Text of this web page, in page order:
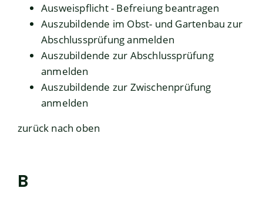
Ausweispflicht - Befreiung beantragen
Auszubildende im Obst- und Gartenbau zur
Abschlussprüfung anmelden
Auszubildende zur Abschlussprüfung
anmelden
Auszubildende zur Zwischenprüfung
anmelden
zurück nach oben
B